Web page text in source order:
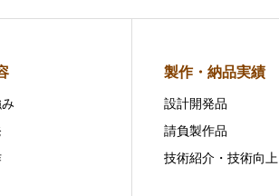
製作・納品実績
設計開発品
請負製作品
技術紹介・技術向上